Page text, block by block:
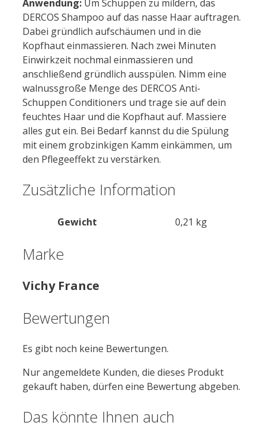
Anwendung: Um Schuppen zu mildern, das
DERCOS Shampoo auf das nasse Haar auftragen.
Dabei gründlich aufschäumen und in die
Kopfhaut einmassieren. Nach zwei Minuten
Einwirkzeit nochmal einmassieren und
anschließend gründlich ausspülen. Nimm eine
walnussgroße Menge des DERCOS Anti-
Schuppen Conditioners und trage sie auf dein
feuchtes Haar und die Kopfhaut auf. Massiere
alles gut ein. Bei Bedarf kannst du die Spülung
mit einem grobzinkigen Kamm einkämmen, um
den Pflegeeffekt zu verstärken.
Zusätzliche Information
Gewicht 0,21 kg
Marke
Vichy France
Bewertungen
Es gibt noch keine Bewertungen.
Nur angemeldete Kunden, die dieses Produkt
gekauft haben, dürfen eine Bewertung abgeben.
Das könnte Ihnen auch